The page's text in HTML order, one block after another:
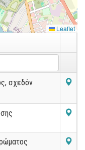
Leaflet
σχεδόν